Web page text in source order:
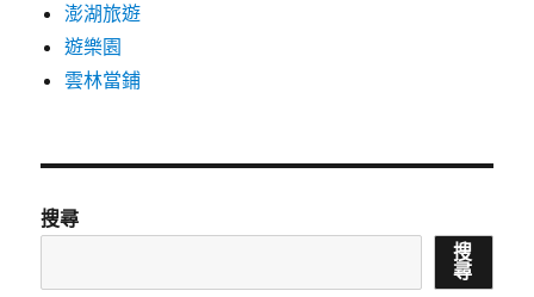
澎湖旅遊
遊樂園
雲林當鋪
搜尋
搜
尋